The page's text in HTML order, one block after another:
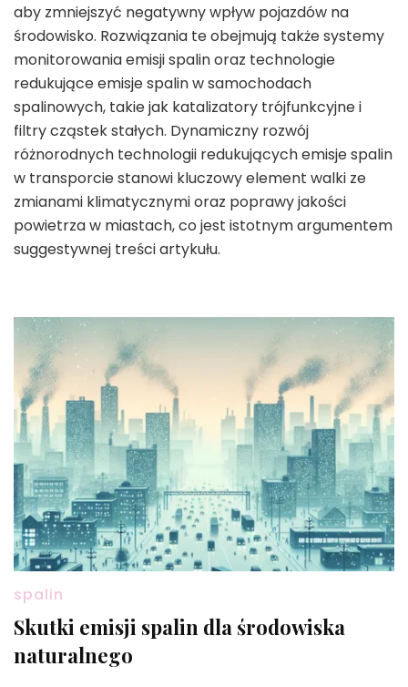
aby zmniejszyć negatywny wpływ pojazdów na
środowisko. Rozwiązania te obejmują także systemy
monitorowania emisji spalin oraz technologie
redukujące emisje spalin w samochodach
spalinowych, takie jak katalizatory trójfunkcyjne i
filtry cząstek stałych. Dynamiczny rozwój
różnorodnych technologii redukujących emisje spalin
w transporcie stanowi kluczowy element walki ze
zmianami klimatycznymi oraz poprawy jakości
powietrza w miastach, co jest istotnym argumentem
suggestywnej treści artykułu.
spalin
Skutki emisji spalin dla środowiska
naturalnego